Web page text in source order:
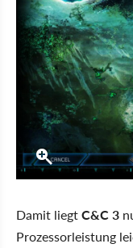
Damit liegtC&C 3
Prozessorleistung